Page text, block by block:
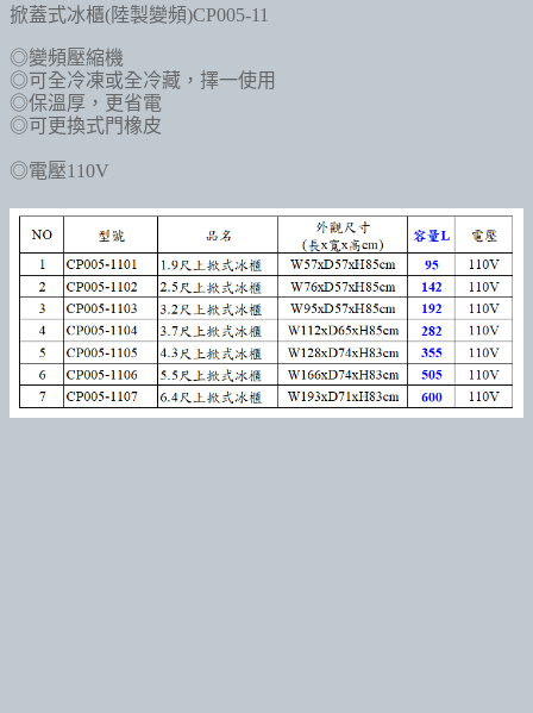
掀蓋式冰櫃(陸製變頻)CP005-11
◎變頻壓縮機
◎可全冷凍或全冷藏，擇一使用
◎保溫厚，更省電
◎可更換式門橡皮
◎電壓110V